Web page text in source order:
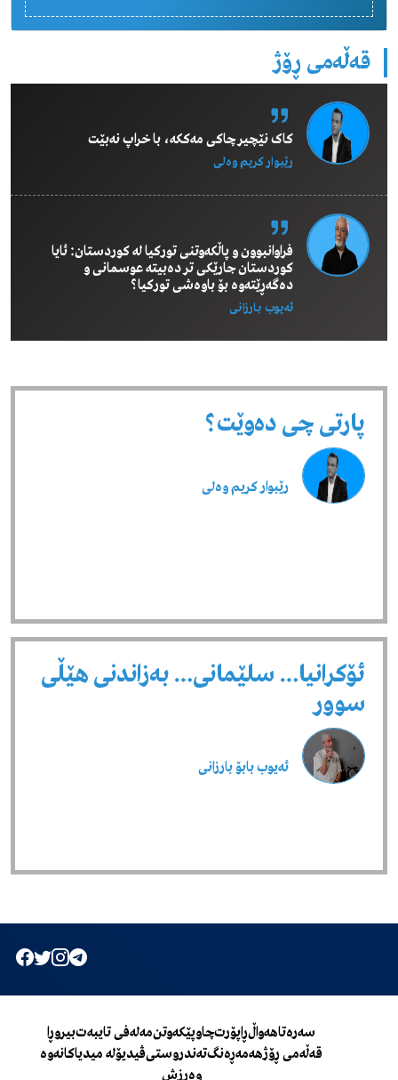
قەڵەمی ڕۆژ
کاک نێچیر چاکی مەککە، با خراپ نەبێت
رێبوار كریم وەلی
فراوانبوون و پاڵکەوتنی تورکیا لە کوردستان: ئایا
کوردستان جارێکی تر دەبیتە عوسمانی و
دەگەڕێتەوە بۆ باوەشی تورکیا؟
ئەیوب بـارزانی
پارتی چی دەوێت؟
رێبوار كریم وەلی
ئۆکرانیا… سلێمانی… بەزاندنی هێڵی
سوور
ئەیوب بابۆ بارزانی
سەرەتاهەواڵڕاپۆرتچاوپێکەوتنمەلەفی تایبەتبیروڕا
قەڵەمی ڕۆژهەمەڕەنگتەندروستیڤیدیۆلە میدیاکانەوە
وەرزش